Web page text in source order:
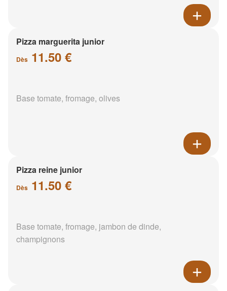
Pizza marguerita junior
Dès 11.50 €
Base tomate, fromage, olives
Pizza reine junior
Dès 11.50 €
Base tomate, fromage, jambon de dinde,
champignons